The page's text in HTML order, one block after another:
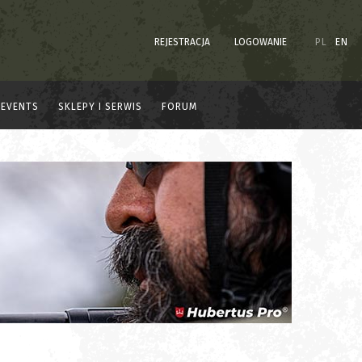
REJESTRACJA LOGOWANIE PL EN
EVENTS SKLEPY I SERWIS FORUM